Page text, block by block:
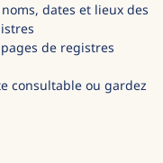
dates et lieux des
de registres
consultable ou gardez